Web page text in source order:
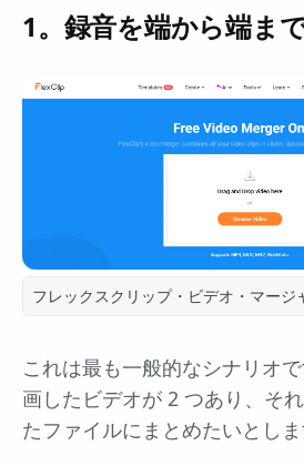
1。録音を端から端ま
フレックスクリップ・ビデオ・マージ
これは最も一般的なシナリオ
画したビデオが 2 つあり、そ
たファイルにまとめたいとしま